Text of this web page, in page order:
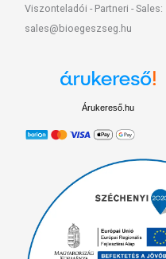
Viszonteladói - Partneri - Sales:
sales@bioegeszseg.hu
Árukereső.hu